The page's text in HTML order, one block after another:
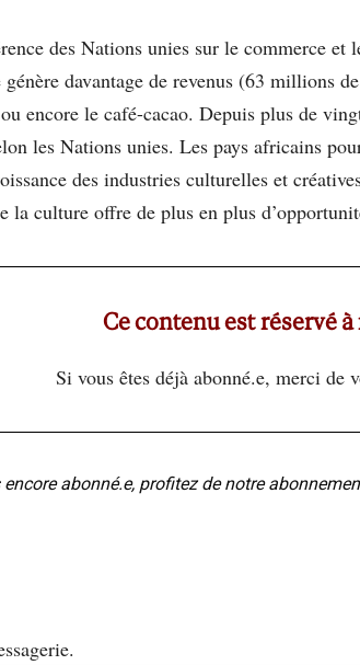
des Nations unies sur le commerce
davantage de revenus (63 millions
encore le café-cacao. Depuis plus de
les Nations unies. Les pays africains
des industries culturelles et
la culture offre de plus en plus
Ce contenu est réservé
Si vous êtes déjà abonné.e, merci de
encore abonné.e, profitez de notre